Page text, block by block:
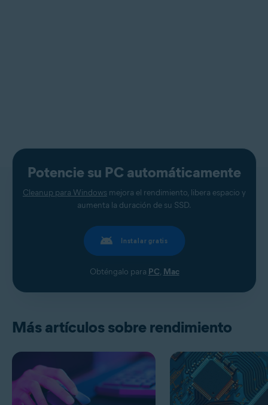
Potencie su PC automáticamente
Cleanup para Windows mejora el rendimiento, libera espacio y
aumenta la duración de su SSD.
Instalar gratis
Obténgalo para PC, Mac
Más artículos sobre rendimiento